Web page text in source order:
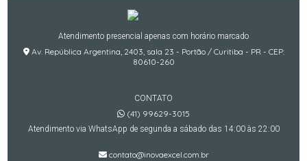
Saiba Mais
Atendimento presencial apenas com horário marcado
Av. República Argentina, 2403, sala 23 - Portão / Curitiba - PR - CEP:
80610-260
CONTATO
(41) 99629-3015
Atendimento via WhatsApp de segunda a sábado das 14:00 às 22:00
contato@inovaexcel.com.br